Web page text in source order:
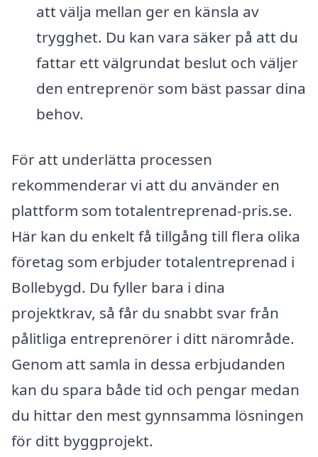
att välja mellan ger en känsla av
trygghet. Du kan vara säker på att du
fattar ett välgrundat beslut och väljer
den entreprenör som bäst passar dina
behov.
För att underlätta processen
rekommenderar vi att du använder en
plattform som totalentreprenad-pris.se.
Här kan du enkelt få tillgång till flera olika
företag som erbjuder totalentreprenad i
Bollebygd. Du fyller bara i dina
projektkrav, så får du snabbt svar från
pålitliga entreprenörer i ditt närområde.
Genom att samla in dessa erbjudanden
kan du spara både tid och pengar medan
du hittar den mest gynnsamma lösningen
för ditt byggprojekt.